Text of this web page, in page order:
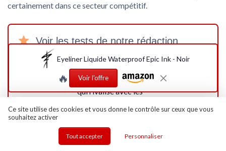
certainement dans ce secteur compétitif.
Voir les tests de notre rédaction
Test NYX Epic Ink
Liner : le liner pas cher
qui rivalise avec les
+
Application très facile
grâce à la pointe
pinceau...
★★★★★
★★★★★
Eyeliner Liquide Waterproof Epic Ink - Noir
🔥 Voir l'offre
Ce site utilise des cookies et vous donne le contrôle sur ceux que vous
souhaitez activer
Tout accepter Personnaliser